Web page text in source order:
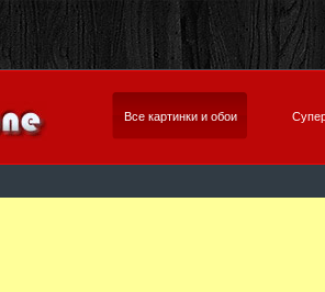
Все картинки и обои